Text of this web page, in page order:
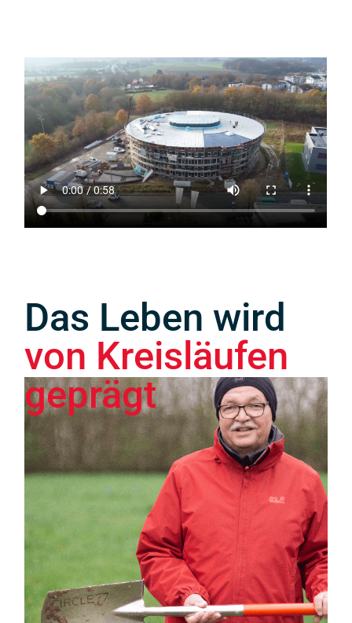
Das Leben wird
von Kreisläufen
geprägt